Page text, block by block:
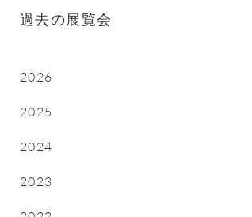
過去の展覧会
2026
2025
2024
2023